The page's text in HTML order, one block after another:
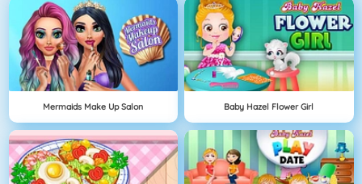
Mermaids Make Up Salon Baby Hazel Flower Girl